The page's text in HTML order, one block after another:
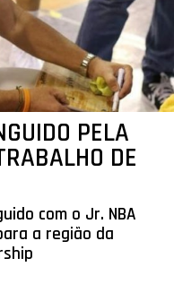
PELA
DE
com o Jr. NBA
a região da